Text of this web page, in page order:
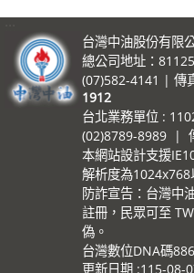
台灣中油股份有限
總公司地址：
(07)582-4141 | 傳
1912
台北業務單位 :
(02)8789-8989 |
本網站設計支援
解析度為1024x768
防詐宣告：台灣中
註冊，民眾可至
偽。
台灣數位DNA碼
更新日期 115-08-